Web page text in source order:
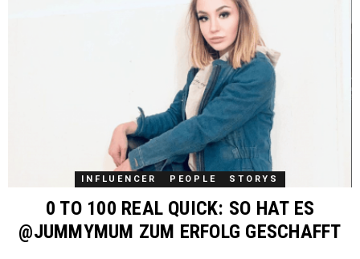
DAS KÖNNTE DIR AUCH GEFALLEN
INFLUENCER PEOPLE STORYS
0 TO 100 REAL QUICK: SO HAT ES
@JUMMYMUM ZUM ERFOLG GESCHAFFT